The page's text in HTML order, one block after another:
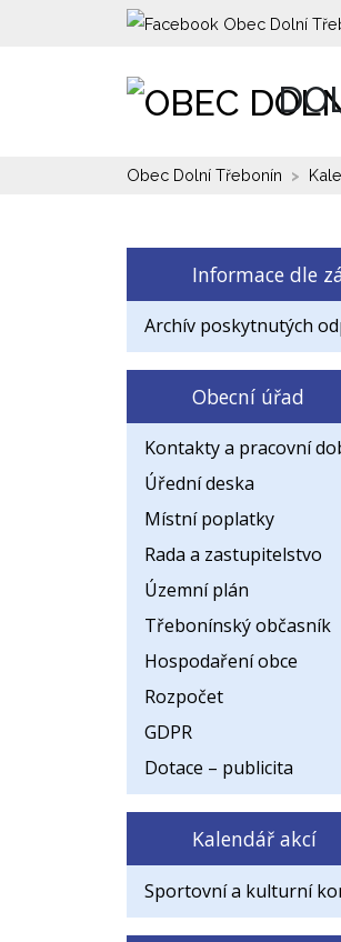
Obec Dolní Třebonín
Informace dle
Archív poskytnutých
Obecní úřad
Kontakty a pracovní
Úřední deska
Místní poplatky
Rada a zastupitelstvo
Územní plán
Třebonínský občasník
Hospodaření obce
Rozpočet
GDPR
Dotace – publicita
Kalendář akcí
Sportovní a kulturní